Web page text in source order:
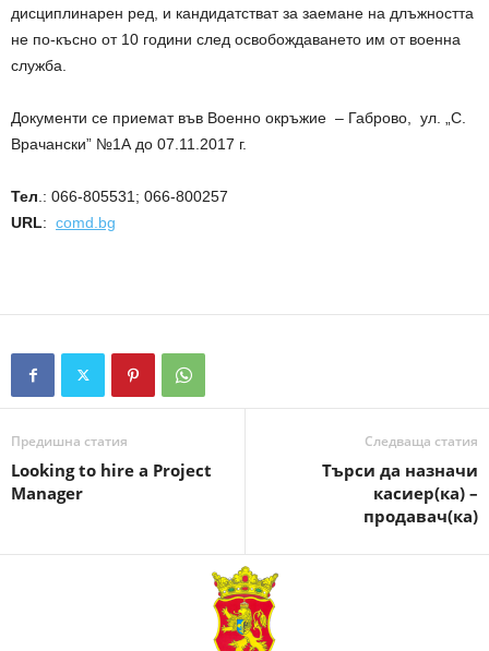
дисциплинарен ред, и кандидатстват за заемане на длъжността
не по-късно от 10 години след освобождаването им от военна
служба.
Документи се приемат във Военно окръжие – Габрово, ул. „С.
Врачански” №1А до 07.11.2017 г.
Тел .: 066-805531; 066-800257
URL: comd.bg
Предишна статия
Looking to hire a Project
Manager
Следваща статия
Търси да назначи
касиер(ка) –
продавач(ка)